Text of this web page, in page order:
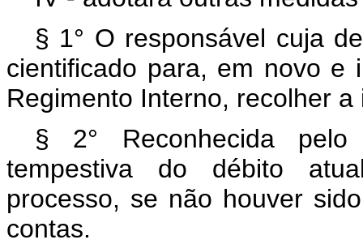
§ 1° O responsável cuja
cientificado para, em novo e
Regimento Interno, recolher
§ 2° Reconhecida
tempestiva do débito
processo, se não houver
contas.